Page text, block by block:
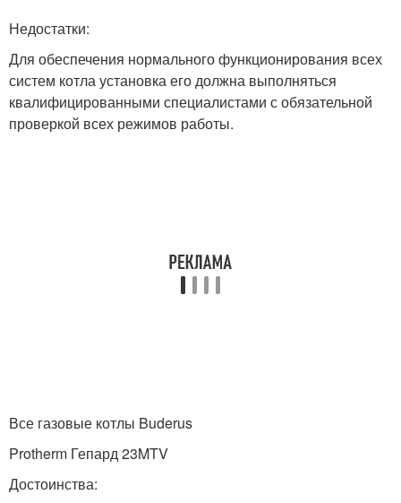
Недостатки:
Для обеспечения нормального функционирования всех
систем котла установка его должна выполняться
квалифицированными специалистами с обязательной
проверкой всех режимов работы.
Все газовые котлы Buderus
Protherm Гепард 23MTV
Достоинства: